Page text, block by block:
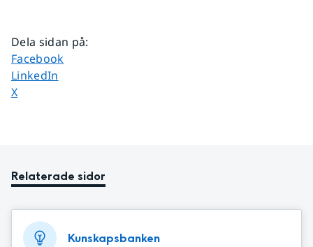
Dela sidan på:
Dela sidan på
Facebook
Dela sidan på
LinkedIn
Dela sidan på
X
Relaterade sidor
Kunskapsbanken